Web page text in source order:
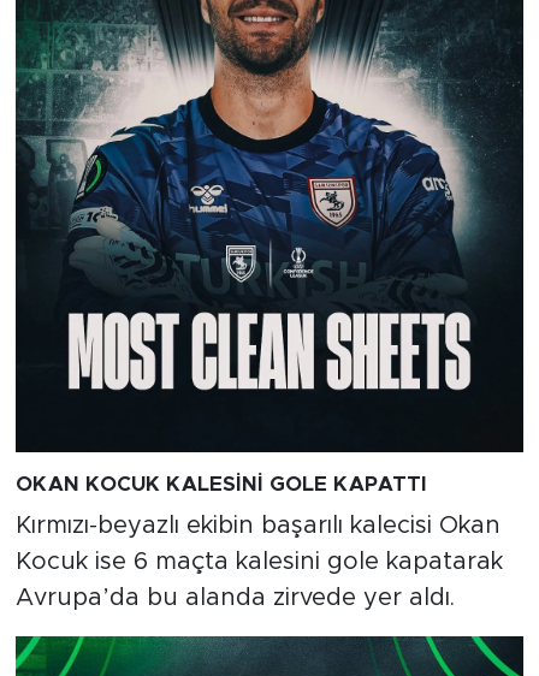
OKAN KOCUK KALESİNİ GOLE KAPATTI
Kırmızı-beyazlı ekibin başarılı kalecisi Okan
Kocuk ise 6 maçta kalesini gole kapatarak
Avrupa’da bu alanda zirvede yer aldı.